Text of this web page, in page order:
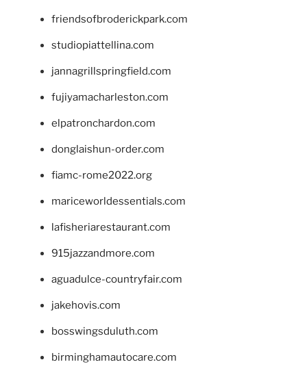
friendsofbroderickpark.com
studiopiattellina.com
jannagrillspringfield.com
fujiyamacharleston.com
elpatronchardon.com
donglaishun-order.com
fiamc-rome2022.org
mariceworldessentials.com
lafisheriarestaurant.com
915jazzandmore.com
aguadulce-countryfair.com
jakehovis.com
bosswingsduluth.com
birminghamautocare.com